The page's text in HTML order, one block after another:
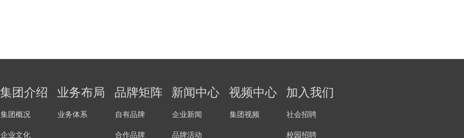
集团介绍
集团概况
企业文化
业务布局
业务体系
品牌矩阵
自有品牌
合作品牌
新闻中心
企业新闻
品牌活动
视频中心
集团视频
加入我们
社会招聘
校园招聘